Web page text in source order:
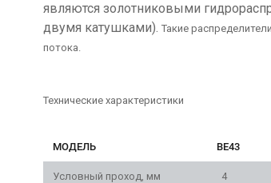
являются золотниковыми
двумя катушками). Такие
потока.
Технические характеристики
МОДЕЛЬ ВЕ43
Условный проход, мм 4